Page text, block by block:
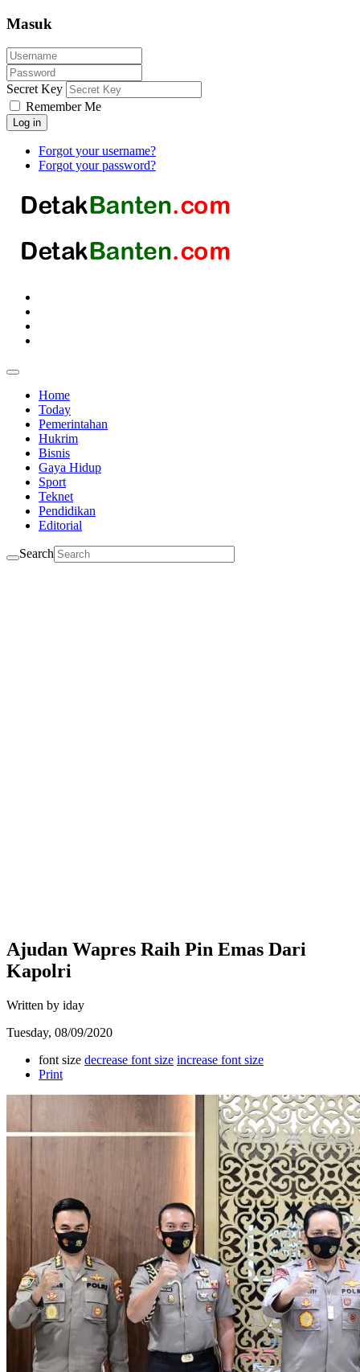
Masuk
Secret Key
Remember Me
Log in
Forgot your username?
Forgot your password?
Home
Today
Pemerintahan
Hukrim
Bisnis
Gaya Hidup
Sport
Teknet
Pendidikan
Editorial
Search
Ajudan Wapres Raih Pin Emas Dari
Kapolri
Written by iday
Tuesday, 08/09/2020
font size decrease font size increase font size
Print